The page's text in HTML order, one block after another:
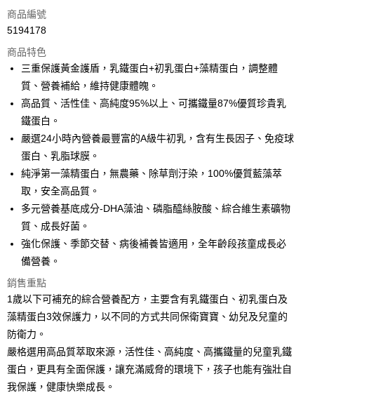
信用卡一次付款
LINE Pay
Apple Pay
街口支付
悠遊付
Google Pay
全盈+PAY
大哥付你分期
【大哥付你分期使用說明】
1.本服務由台灣大哥大提供，台灣大哥大用戶可立即使用無須另外申請。
流程，驗證手機門號後，選擇欲分期的期數、繳款截止日，確認付款後即
完成交易。
3.實際核准額度、可分期數及費用金額請依後續交易確認頁面所載為準。
消。如遇「轉專審核」未通過狀況，表示未達大哥付你分期系統評分，恕
無法說明評估內容。
【繳款方式說明】
1.分期款項不併入電信帳單，「大哥付你分期」於每月結算日後寄送繳費提
醒簡訊。
AFTEE先享後付
相關說明
【關於「AFTEE先享後付」】
AFTEE先享後付是「在收到商品之後才付款」的支付方式。 讓您購物簡單
便利好安心！
１．簡單：不需註冊會員、不需綁卡、不需儲值。
２．便利：只要手機號碼，簡訊認證，即可結帳。
３．安心：先確認商品／服務後，再付款。
１．於結帳方式選擇「AFTEE先享後付」後，將跳轉至「AFTEE先享後
ATM付款
運送方式
全家取貨付款
每筆NT$65，滿NT$1,300(含以上)免運費
商品編號
5194178
商品特色
三重保護黃金護盾，乳鐵蛋白+初乳蛋白+藻精蛋白，調整體
質、營養補給，維持健康體魄。
高品質、活性佳、高純度95%以上、可攜鐵量87%優質珍貴乳
鐵蛋白。
嚴選24小時內營養最豐富的A級牛初乳，含有生長因子、免疫球
蛋白、乳脂球膜。
純淨第一藻精蛋白，無農藥、除草劑汙染，100%優質藍藻萃
取，安全高品質。
多元營養基底成分-DHA藻油、磷脂醯絲胺酸、綜合維生素礦物
質、成長好菌。
強化保護、季節交替、病後補養皆適用，全年齡段孩童成長必
備營養。
銷售重點
1歲以下可補充的綜合營養配方，主要含有乳鐵蛋白、初乳蛋白及
藻精蛋白3效保護力，以不同的方式共同保衛寶寶、幼兒及兒童的
防衛力。
嚴格選用高品質萃取來源，活性佳、高純度、高攜鐵量的兒童乳鐵
蛋白，更具有全面保護，讓充滿威脅的環境下，孩子也能有強壯自
我保護，健康快樂成長。